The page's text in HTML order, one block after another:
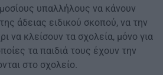
υπαλλήλους να κάνουν
άδειας ειδικού σκοπού, να την
να κλείσουν τα σχολεία, μόνο για
τα παιδιά τους έχουν την
στο σχολείο.